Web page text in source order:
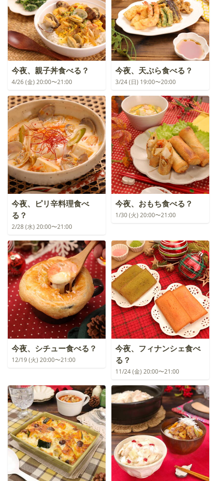
今夜、親子丼食べる？
4/26 (金) 20:00〜21:00
今夜、天ぷら食べる？
3/24 (日) 19:00〜20:00
今夜、ピリ辛料理食べ
る？
2/28 (水) 20:00〜21:00
今夜、おもち食べる？
1/30 (火) 20:00〜21:00
今夜、シチュー食べる？
12/19 (火) 20:00〜21:00
今夜、フィナンシェ食べ
る？
11/24 (金) 20:00〜21:00